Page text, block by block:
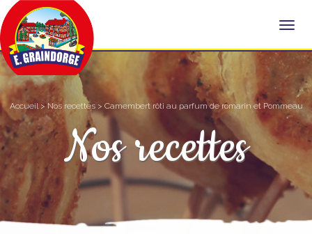
Accueil> Nos recettes> Camembert rôti au parfum de romarin et Pommeau
Nos recettes